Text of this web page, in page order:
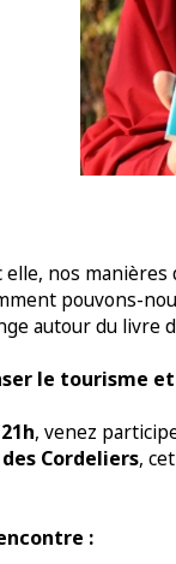
nos
pouvons-
autour du livre
le tourisme
, venez
Cordeliers,
: